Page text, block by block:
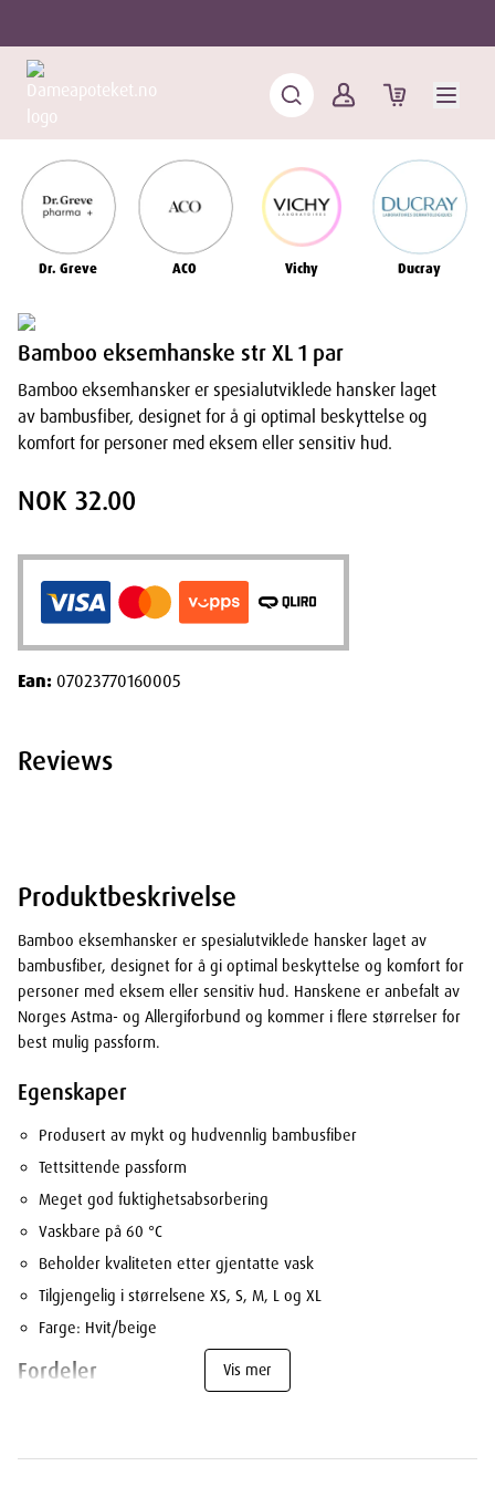
Dr. Greve ACO Vichy Ducray
Produktbeskrivelse
Bamboo eksemhansker er spesialutviklede hansker laget av
bambusfiber, designet for å gi optimal beskyttelse og komfort for
personer med eksem eller sensitiv hud. Hanskene er anbefalt av
Norges Astma- og Allergiforbund og kommer i flere størrelser for
best mulig passform.
Egenskaper
Produsert av mykt og hudvennlig bambusfiber
Tettsittende passform
Meget god fuktighetsabsorbering
Vaskbare på 60 °C
Beholder kvaliteten etter gjentatte vask
Tilgjengelig i størrelsene XS, S, M, L og XL
Farge: Hvit/beige
Fordeler Vis mer
Bamboo eksemhanske str XL 1 par
Bamboo eksemhansker er spesialutviklede hansker laget
av bambusfiber, designet for å gi optimal beskyttelse og
komfort for personer med eksem eller sensitiv hud.
NOK 32.00
Ean: 07023770160005
Reviews